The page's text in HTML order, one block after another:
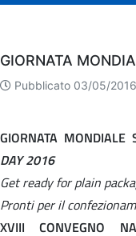
Eventi
GIORNATA
Pubblicato 03/05/
GIORNATA MONDIALE
DAY 2016
Get ready for plain
Pronti per il
XVIII CONVEGNO